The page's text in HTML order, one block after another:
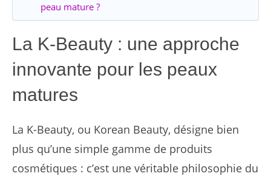
peau mature ?
La K-Beauty : une approche
innovante pour les peaux
matures
La K-Beauty, ou Korean Beauty, désigne bien
plus qu’une simple gamme de produits
cosmétiques : c’est une véritable philosophie du